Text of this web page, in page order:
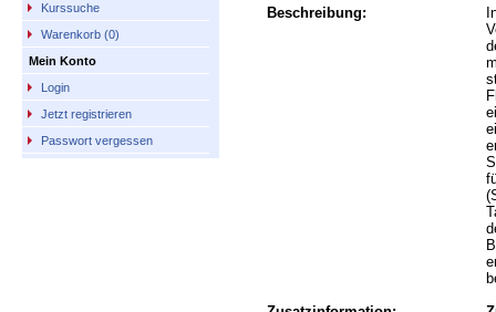
Kurssuche
Warenkorb (0)
Mein Konto
Login
Jetzt registrieren
Passwort vergessen
Beschreibung: